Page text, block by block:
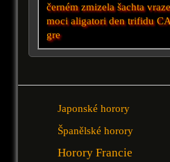
černém zmizela šachta
mocialigatori den trifidu
gre
Japonské horory
Španělské horory
Horory Francie